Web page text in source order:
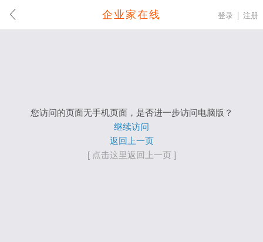
企业家在线 登录 注册
您访问的页面无手机页面，是否进一步访问电脑版？
继续访问
返回上一页
[ 点击这里返回上一页 ]